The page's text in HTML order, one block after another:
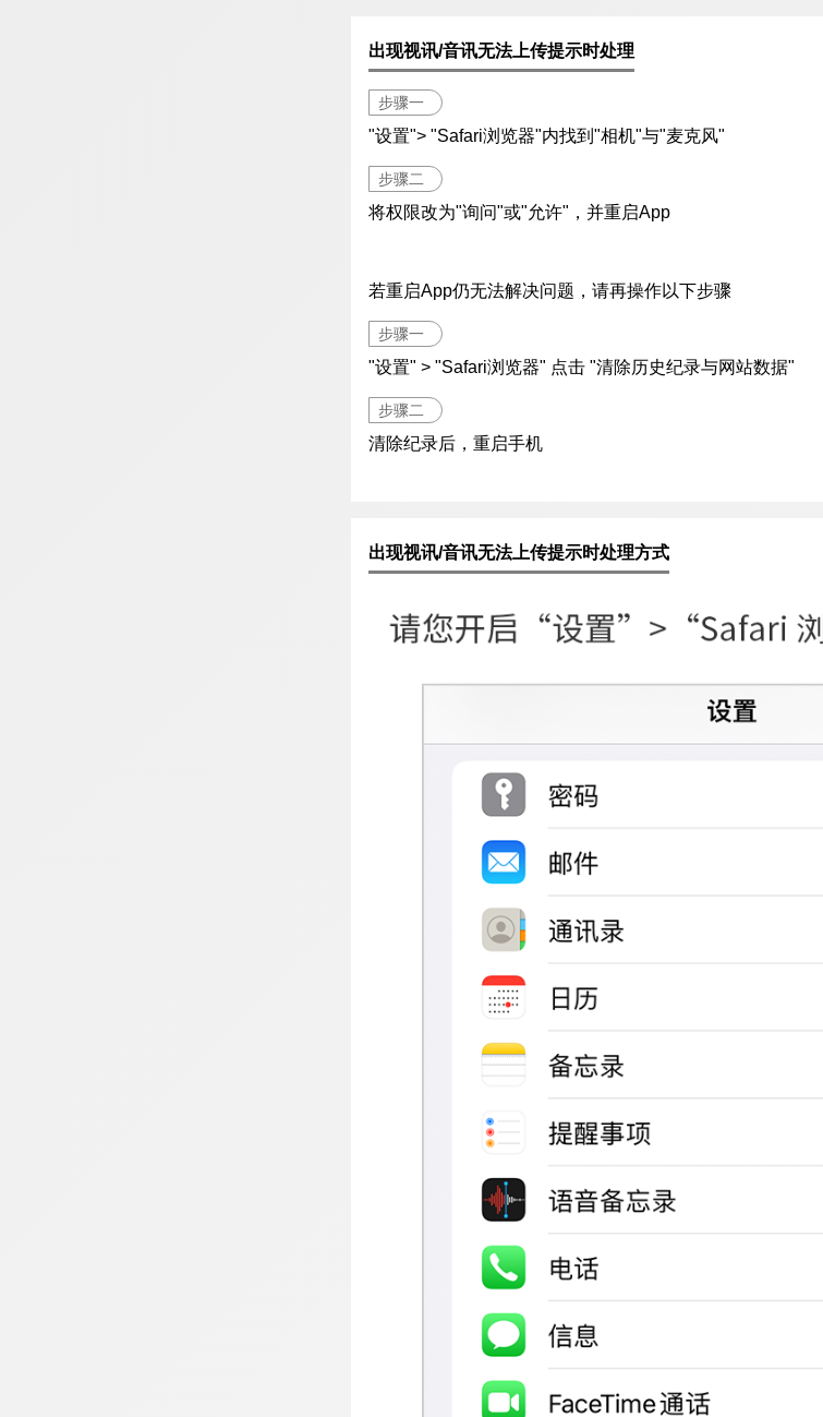
出现视讯/音讯无法上传提示时处理
步骤一
"设置"> "Safari浏览器"内找到"相机"与"麦克风"
步骤二
将权限改为"询问"或"允许"，并重启App
若重启App仍无法解决问题，请再操作以下步骤
步骤一
"设置" > "Safari浏览器" 点击 "清除历史纪录与网站数据"
步骤二
清除纪录后，重启手机
出现视讯/音讯无法上传提示时处理方式